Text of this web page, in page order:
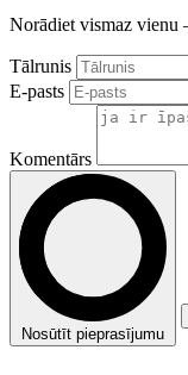
Norādiet vismaz
Tālrunis
E-pasts
Komentārs
Nosūtīt pieprasījumu